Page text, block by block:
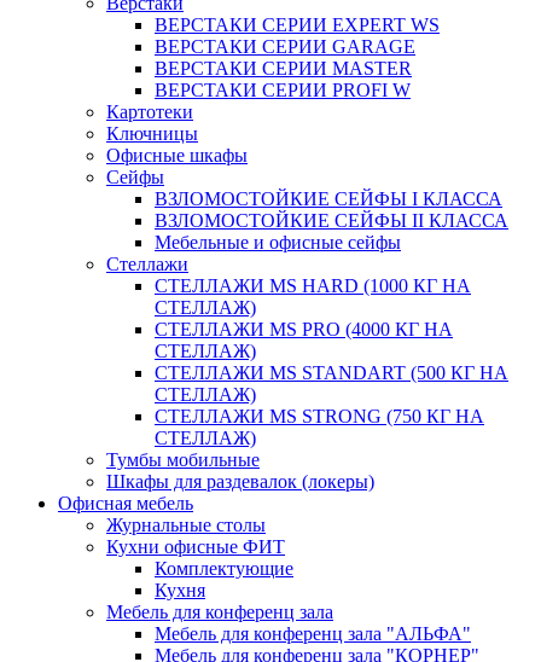
ВЕРСТАКИ СЕРИИ EXPERT WS
ВЕРСТАКИ СЕРИИ GARAGE
ВЕРСТАКИ СЕРИИ MASTER
ВЕРСТАКИ СЕРИИ PROFI W
Картотеки
Ключницы
Офисные шкафы
Сейфы
ВЗЛОМОСТОЙКИЕ СЕЙФЫ I КЛАССА
ВЗЛОМОСТОЙКИЕ СЕЙФЫ II КЛАССА
Мебельные и офисные сейфы
Стеллажи
СТЕЛЛАЖИ MS HARD (1000 КГ НА
СТЕЛЛАЖ)
СТЕЛЛАЖИ MS PRO (4000 КГ НА
СТЕЛЛАЖ)
СТЕЛЛАЖИ MS STANDART (500 КГ НА
СТЕЛЛАЖ)
СТЕЛЛАЖИ MS STRONG (750 КГ НА
СТЕЛЛАЖ)
Тумбы мобильные
Шкафы для раздевалок (локеры)
Офисная мебель
Журнальные столы
Кухни офисные ФИТ
Комплектующие
Кухня
Мебель для конференц зала
Мебель для конференц зала "АЛЬФА"
Мебель для конференц зала "КОРНЕР"